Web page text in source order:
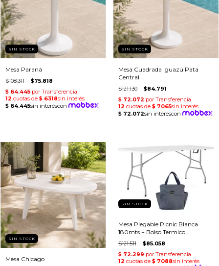
SIN STOCK
Mesa Paraná
$108.311 $75.818
SIN STOCK
Mesa Cuadrada Iguazú Pata
Central
$121.130 $84.791
SIN STOCK
Mesa Chicago
SIN STOCK
Mesa Plegable Picnic Blanca
180mts + Bolso Termico
$121.511 $85.058